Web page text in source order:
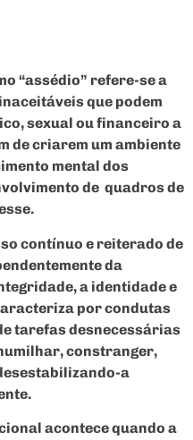
“assédio” refere-se a
que podem
sexual ou financeiro a
de criarem um ambiente
mental dos
de quadros de
contínuo e reiterado de
da
a identidade e
por condutas
tarefas desnecessárias
constranger,
a
acontece quando a